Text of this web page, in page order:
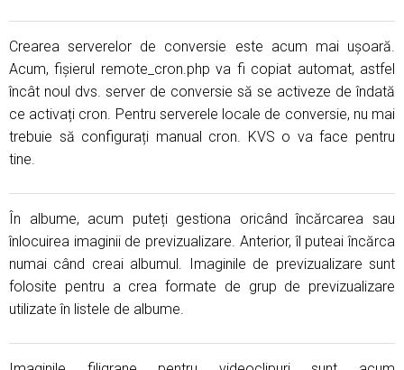
Crearea serverelor de conversie este acum mai ușoară.
Acum, fișierul remote_cron.php va fi copiat automat, astfel
încât noul dvs. server de conversie să se activeze de îndată
ce activați cron. Pentru serverele locale de conversie, nu mai
trebuie să configurați manual cron. KVS o va face pentru
tine.
În albume, acum puteți gestiona oricând încărcarea sau
înlocuirea imaginii de previzualizare. Anterior, îl puteai încărca
numai când creai albumul. Imaginile de previzualizare sunt
folosite pentru a crea formate de grup de previzualizare
utilizate în listele de albume.